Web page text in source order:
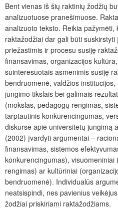
Bent vienas iš šių raktinių žodžių
analizuotuose pranešimuose.
analizuoto teksto. Reikia
raktažodžiai dar gali būti
priežastimis ir procesu susiję
finansavimas, organizacijos
suinteresuotais asmenimis susiję
bendruomenė, valdžios
jungimo tikslais bei galimais
(mokslas, pedagogų rengimas,
tarptautinis konkurencingumas,
diskurse apie universitetų jungimą
(2002) įvardyti argumentai –
finansavimas, sistemos
konkurencingumas),
rengimas) ar kultūriniai
bendruomenė). Individualūs
neatsispindi, nes pavienius
žodžiai priskiriami raktažodžiams.